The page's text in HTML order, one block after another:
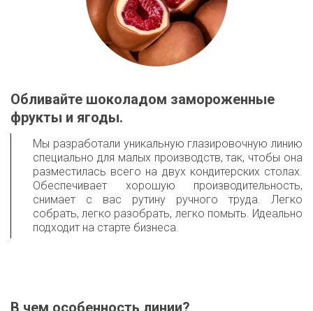
Обливайте шоколадом замороженные
фрукты и ягоды.
Мы разработали уникальную глазировочную линию
специально для малых производств, так, чтобы она
разместилась всего на двух кондитерских столах.
Обеспечивает хорошую производительность,
снимает с вас рутину ручного труда. Легко
собрать, легко разобрать, легко помыть. Идеально
подходит на старте бизнеса.
В чем особенность линии?